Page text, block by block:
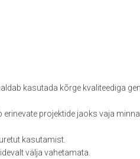
kasutada kõrge kvaliteediga
projektide jaoks vaja
kasutamist.
välja vahetamata.